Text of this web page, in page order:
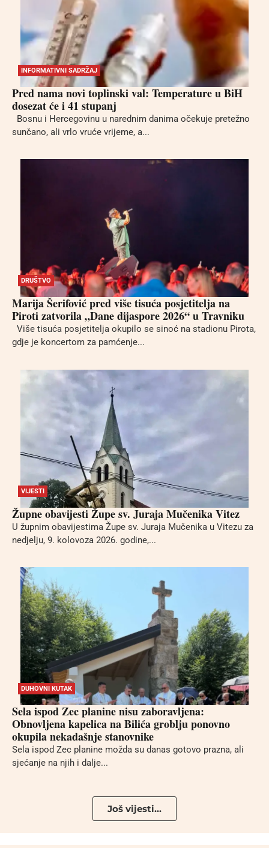
INFORMATIVNI SADRŽAJ
Pred nama novi toplinski val: Temperature u BiH
dosezat će i 41 stupanj
Bosnu i Hercegovinu u narednim danima očekuje pretežno
sunčano, ali vrlo vruće vrijeme, a...
DRUŠTVO
Marija Šerifović pred više tisuća posjetitelja na
Piroti zatvorila „Dane dijaspore 2026“ u Travniku
Više tisuća posjetitelja okupilo se sinoć na stadionu Pirota,
gdje je koncertom za pamćenje...
VIJESTI
Župne obavijesti Župe sv. Juraja Mučenika Vitez
U župnim obavijestima Župe sv. Juraja Mučenika u Vitezu za
nedjelju, 9. kolovoza 2026. godine,...
DUHOVNI KUTAK
Sela ispod Zec planine nisu zaboravljena:
Obnovljena kapelica na Bilića groblju ponovno
okupila nekadašnje stanovnike
Sela ispod Zec planine možda su danas gotovo prazna, ali
sjećanje na njih i dalje...
Još vijesti...